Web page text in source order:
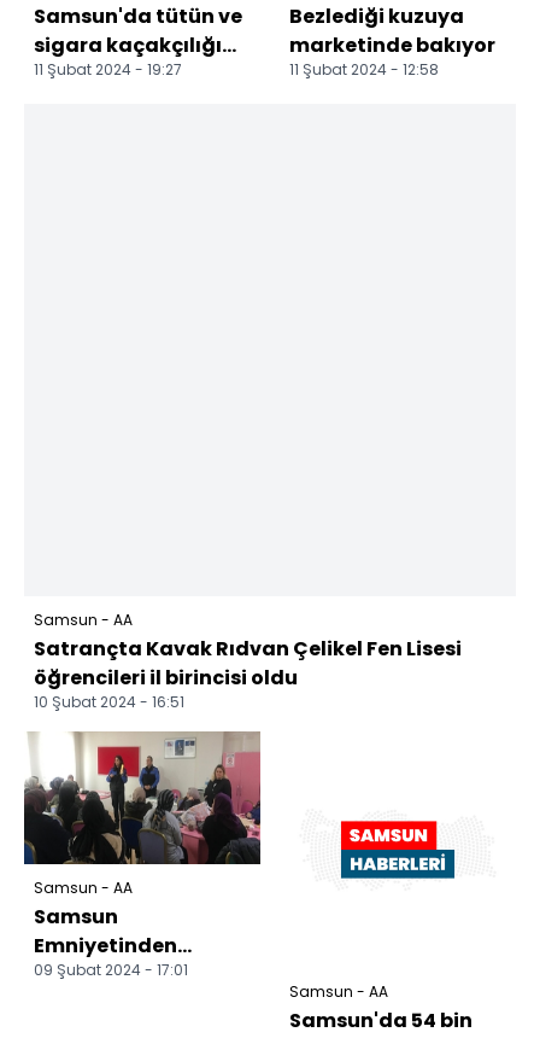
Samsun'da tütün ve
sigara kaçakçılığı
operasyonunda 2
11 Şubat 2024 - 19:27
Bezlediği kuzuya
marketinde bakıyor
11 Şubat 2024 - 12:58
Samsun - AA
Satrançta Kavak Rıdvan Çelikel Fen Lisesi
öğrencileri il birincisi oldu
10 Şubat 2024 - 16:51
Samsun - AA
Samsun
Emniyetinden
vatandaşlara
09 Şubat 2024 - 17:01
Samsun - AA
Samsun'da 54 bin